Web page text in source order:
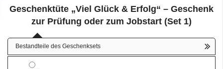
Anfang
Geschenktüte „Viel Glück & Erfolg“ – Geschenk
zur Prüfung oder zum Jobstart (Set 1)
Bestandteile des Geschenksets